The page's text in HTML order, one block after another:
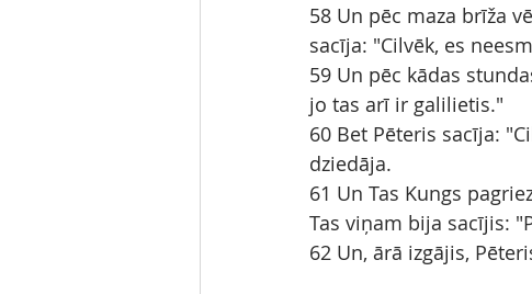
58 Un pēc maza brīža
sacīja: "Cilvēk, es
59 Un pēc kādas
jo tas arī ir galilietis."
60 Bet Pēteris sacīja:
dziedāja.
61 Un Tas Kungs
Tas viņam bija sacījis:
62 Un, ārā izgājis,